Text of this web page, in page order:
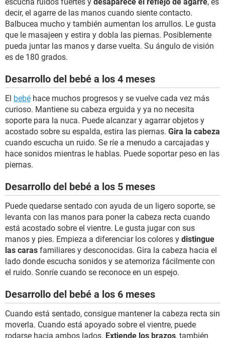
decir, el agarre de las manos cuando siente contacto.
Balbucea mucho y también aumentan los arrullos. Le gusta
que le masajeen y estira y dobla las piernas. Posiblemente
pueda juntar las manos y darse vuelta. Su ángulo de visión
es de 180 grados.
Desarrollo del bebé a los 4 meses
El bebé hace muchos progresos y se vuelve cada vez más
curioso. Mantiene su cabeza erguida y ya no necesita
soporte para la nuca. Puede alcanzar y agarrar objetos y
acostado sobre su espalda, estira las piernas. Gira la cabeza
cuando escucha un ruido. Se ríe a menudo a carcajadas y
hace sonidos mientras le hablas. Puede soportar peso en las
piernas.
Desarrollo del bebé a los 5 meses
Puede quedarse sentado con ayuda de un ligero soporte, se
levanta con las manos para poner la cabeza recta cuando
está acostado sobre el vientre. Le gusta jugar con sus
manos y pies. Empieza a diferenciar los colores y distingue
las caras familiares y desconocidas. Gira la cabeza hacia el
lado donde escucha sonidos y se atemoriza fácilmente con
el ruido. Sonríe cuando se reconoce en un espejo.
Desarrollo del bebé a los 6 meses
Cuando está sentado, consigue mantener la cabeza recta sin
moverla. Cuando está apoyado sobre el vientre, puede
rodarse hacia ambos lados. Extiende los brazos, también